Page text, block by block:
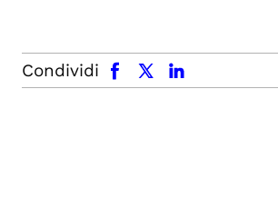
Condividi
facebook x.com linkedin